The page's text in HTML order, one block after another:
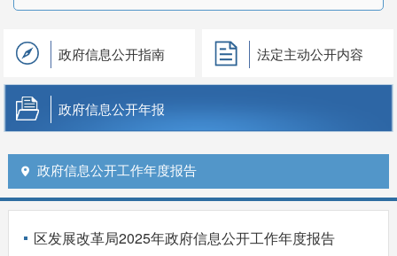
政府信息公开指南 法定主动公开内容
政府信息公开年报
 政府信息公开工作年度报告
区发展改革局2025年政府信息公开工作年度报告